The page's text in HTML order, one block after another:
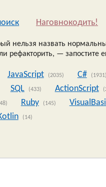
Наговнокодить!
нельзя назвать
рефакторить, — запостите
JavaScript (2035) C# (1931)
SQL (433) ActionScript
Ruby (145)
(14)